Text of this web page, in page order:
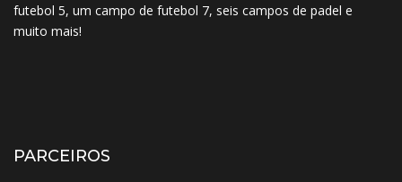
futebol 5, um campo de futebol 7, seis campos de padel e
muito mais!
PARCEIROS